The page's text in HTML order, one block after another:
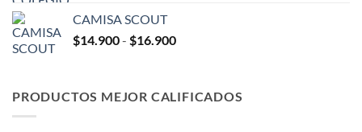
$14.900
CAMISA SCOUT
$14.900- $16.900Rango
desde
$14.900
PRODUCTOS MEJOR CALIFICADOS